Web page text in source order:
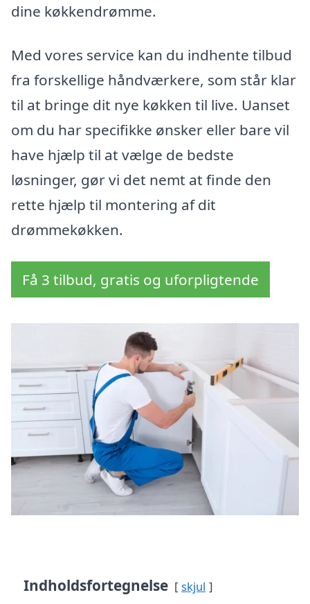
dine køkkendrømme.
Med vores service kan du indhente tilbud
fra forskellige håndværkere, som står klar
til at bringe dit nye køkken til live. Uanset
om du har specifikke ønsker eller bare vil
have hjælp til at vælge de bedste
løsninger, gør vi det nemt at finde den
rette hjælp til montering af dit
drømmekøkken.
Få 3 tilbud, gratis og uforpligtende
Indholdsfortegnelse skjul